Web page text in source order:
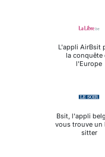
L'appli AirBsit
la conquête
l'Europe
Bsit, l'appli
vous trouve un
sitter